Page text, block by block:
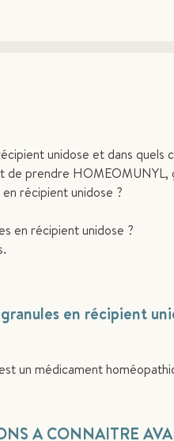
unidose et dans quels
prendre HOMEOMUNYL,
récipient unidose ?
en récipient unidose ?
en récipient
un médicament
A CONNAITRE